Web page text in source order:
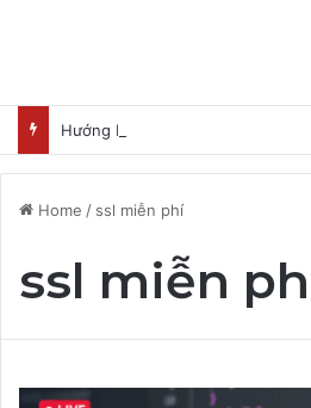
Hướng Dẫn Nhận Lovable Pro 3
Home / ssl miễn phí
ssl miễn